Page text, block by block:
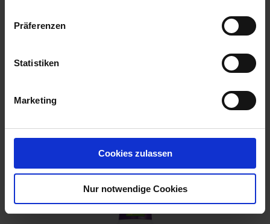
Präferenzen
Statistiken
Marketing
Cookies zulassen
Nur notwendige Cookies
Flüssigdünger Kübelpflanzen 800 ml
Artikel-Nr.: 7001221-01